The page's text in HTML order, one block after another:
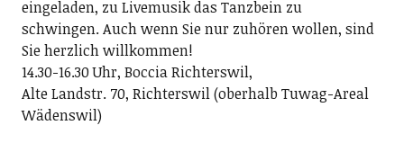
eingeladen, zu Livemusik das Tanzbein zu
schwingen. Auch wenn Sie nur zuhören wollen, sind
Sie herzlich willkommen!
14.30-16.30 Uhr, Boccia Richterswil,
Alte Landstr. 70, Richterswil (oberhalb Tuwag-Areal
Wädenswil)